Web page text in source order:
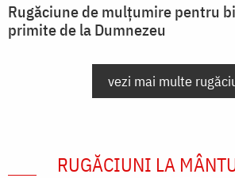
Rugăciune de mulțumire pentru
primite de la Dumnezeu
vezi mai multe
RUGĂCIUNI LA